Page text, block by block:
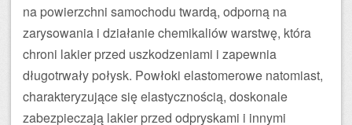
na powierzchni samochodu twardą, odporną na
zarysowania i działanie chemikaliów warstwę, która
chroni lakier przed uszkodzeniami i zapewnia
długotrwały połysk. Powłoki elastomerowe natomiast,
charakteryzujące się elastycznością, doskonale
zabezpieczają lakier przed odpryskami i innymi